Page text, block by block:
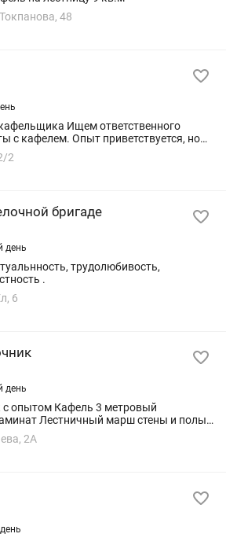
48
ответственного
с кафелем. Опыт приветствуется, но
научим. Возраст от 19 до 25. Оплата
2
бригаде
день
трудолюбивость,
.
6
день
с опытом Кафель 3 метровый
стены и полы
2А